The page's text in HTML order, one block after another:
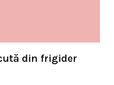
din frigider